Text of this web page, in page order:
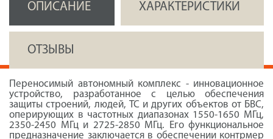
ОПИСАНИЕ ХАРАКТЕРИСТИКИ
ОТЗЫВЫ
Переносимый автономный комплекс - инновационное
устройство, разработанное с целью обеспечения
защиты строений, людей, ТС и других объектов от БВС,
оперирующих в частотных диапазонах 1550-1650 МГц,
2350-2450 МГц и 2725-2850 МГц. Его функциональное
предназначение заключается в обеспечении контрмер